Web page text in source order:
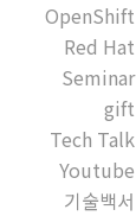
OpenShift
Red Hat
Seminar
gift
Tech Talk
Youtube
기술백서